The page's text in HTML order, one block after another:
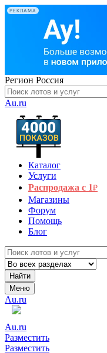
РЕКЛАМА
Регион Россия
Au.ru
Каталог
Услуги
Распродажа с 1₽
Магазины
Форум
Помощь
Блог
Найти
Меню
Au.ru
Au.ru
Разместить
Разместить